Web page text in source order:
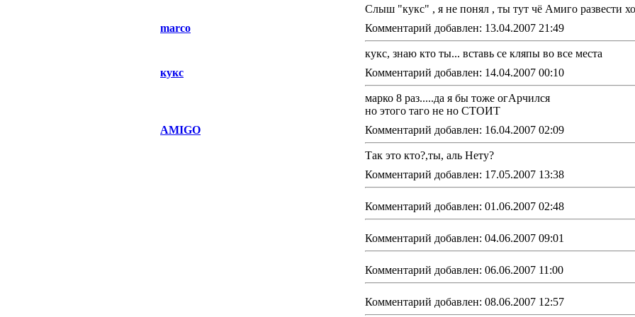
Слыш "кукс" , я не понял , ты тут чё Амиго развести
marco
Комментарий добавлен: 13.04.2007 21:49
кукс, знаю кто ты... вставь се кляпы во все места
кукс
Комментарий добавлен: 14.04.2007 00:10
марко 8 раз.....да я бы тоже огАрчился
но этого таго не но СТОИТ
AMIGO
Комментарий добавлен: 16.04.2007 02:09
Так это кто?,ты, аль Нету?
Комментарий добавлен: 17.05.2007 13:38
Комментарий добавлен: 01.06.2007 02:48
Комментарий добавлен: 04.06.2007 09:01
Комментарий добавлен: 06.06.2007 11:00
Комментарий добавлен: 08.06.2007 12:57